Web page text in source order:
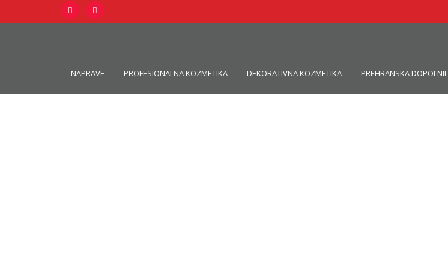
NAPRAVE PROFESIONALNA KOZMETIKA DEKORATIVNA KOZMETIKA PREHRANSKA